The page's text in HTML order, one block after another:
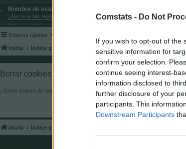
Comstats - Do Not
If you wish to opt-out of the
sensitive information for
confirm your selection.
continue seeing interest-
information disclosed to
further disclosure of your
participants. This
Downstream Participants
Nombre de usuario:
¿Aún no te has registrado? ¿te has olvidado?
Enlaces rápidos
Inicio Índice general
Borrar cookies
¿Estás seguro de querer borrar todas las cookies de este sitio?
Inicio Índice general